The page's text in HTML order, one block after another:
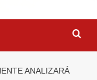
ANALIZARÁ